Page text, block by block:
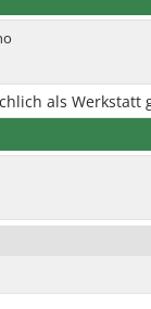
als Werkstatt